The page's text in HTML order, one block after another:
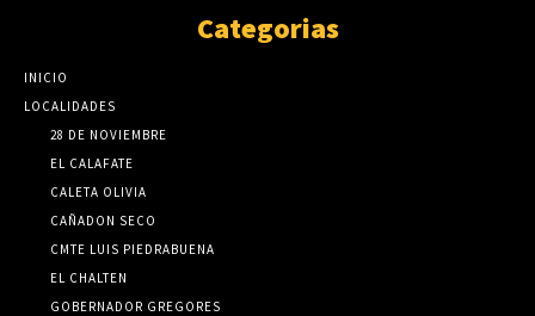
Categorias
INICIO
LOCALIDADES
28 DE NOVIEMBRE
EL CALAFATE
CALETA OLIVIA
CAÑADON SECO
CMTE LUIS PIEDRABUENA
EL CHALTEN
GOBERNADOR GREGORES